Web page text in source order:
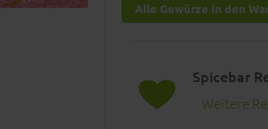
Alle Gewürze in den
Spicebar
Weitere